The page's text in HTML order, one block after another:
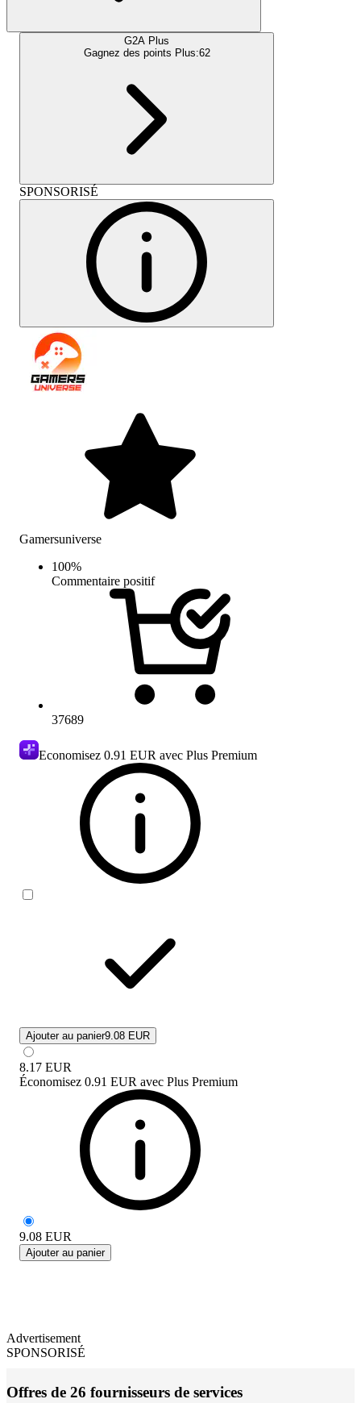
G2A Plus
Gagnez des points Plus:62
SPONSORISÉ
Gamersuniverse
100%
Commentaire positif
37689
Economisez 0.91 EUR avec Plus Premium
Ajouter au panier9.08 EUR
8.17 EUR
Économisez 0.91 EUR avec Plus Premium
9.08 EUR
Ajouter au panier
Advertisement
SPONSORISÉ
Offres de 26 fournisseurs de services